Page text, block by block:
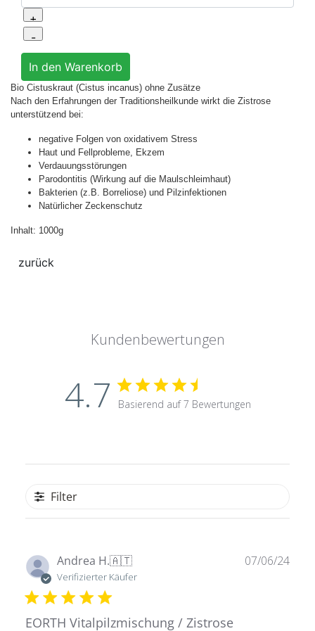
Bio Cistuskraut (Cistus incanus) ohne Zusätze
Nach den Erfahrungen der Traditionsheilkunde wirkt die Zistrose
unterstützend bei:
negative Folgen von oxidativem Stress
Haut und Fellprobleme, Ekzem
Verdauungsstörungen
Parodontitis (Wirkung auf die Maulschleimhaut)
Bakterien (z.B. Borreliose) und Pilzinfektionen
Natürlicher Zeckenschutz
Inhalt: 1000g
Kundenbewertungen
4.7 Basierend auf 7 Bewertungen
Filter
Andrea H.🇦🇹
Verifizierter Käufer
EORTH Vitalpilzmischung / Zistrose
07/06/24